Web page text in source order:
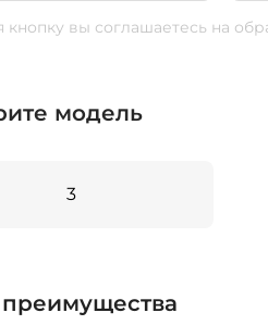
вы соглашаетесь на
модель
3